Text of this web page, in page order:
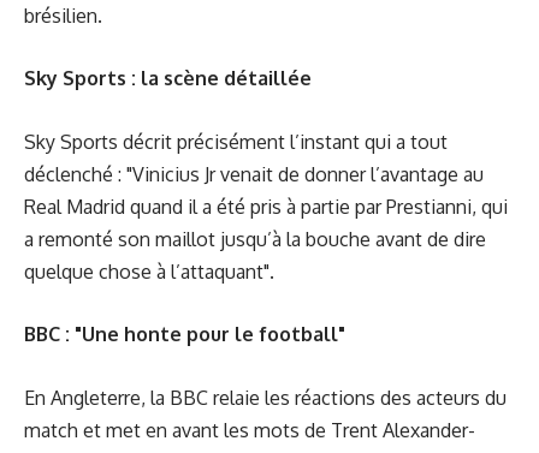
brésilien.
Sky Sports : la scène détaillée
Sky Sports décrit précisément l’instant qui a tout
déclenché : "Vinicius Jr venait de donner l’avantage au
Real Madrid quand il a été pris à partie par Prestianni, qui
a remonté son maillot jusqu’à la bouche avant de dire
quelque chose à l’attaquant".
BBC : "Une honte pour le football"
En Angleterre, la BBC relaie les réactions des acteurs du
match et met en avant les mots de Trent Alexander-